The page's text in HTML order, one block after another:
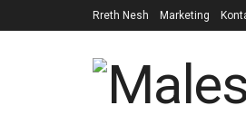
Rreth Nesh Marketing